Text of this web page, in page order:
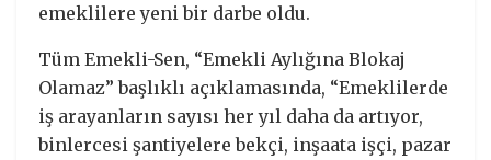
emeklilere yeni bir darbe oldu.
Tüm Emekli-Sen, “Emekli Aylığına Blokaj
Olamaz” başlıklı açıklamasında, “Emeklilerde
iş arayanların sayısı her yıl daha da artıyor,
binlercesi şantiyelere bekçi, inşaata işçi, pazar